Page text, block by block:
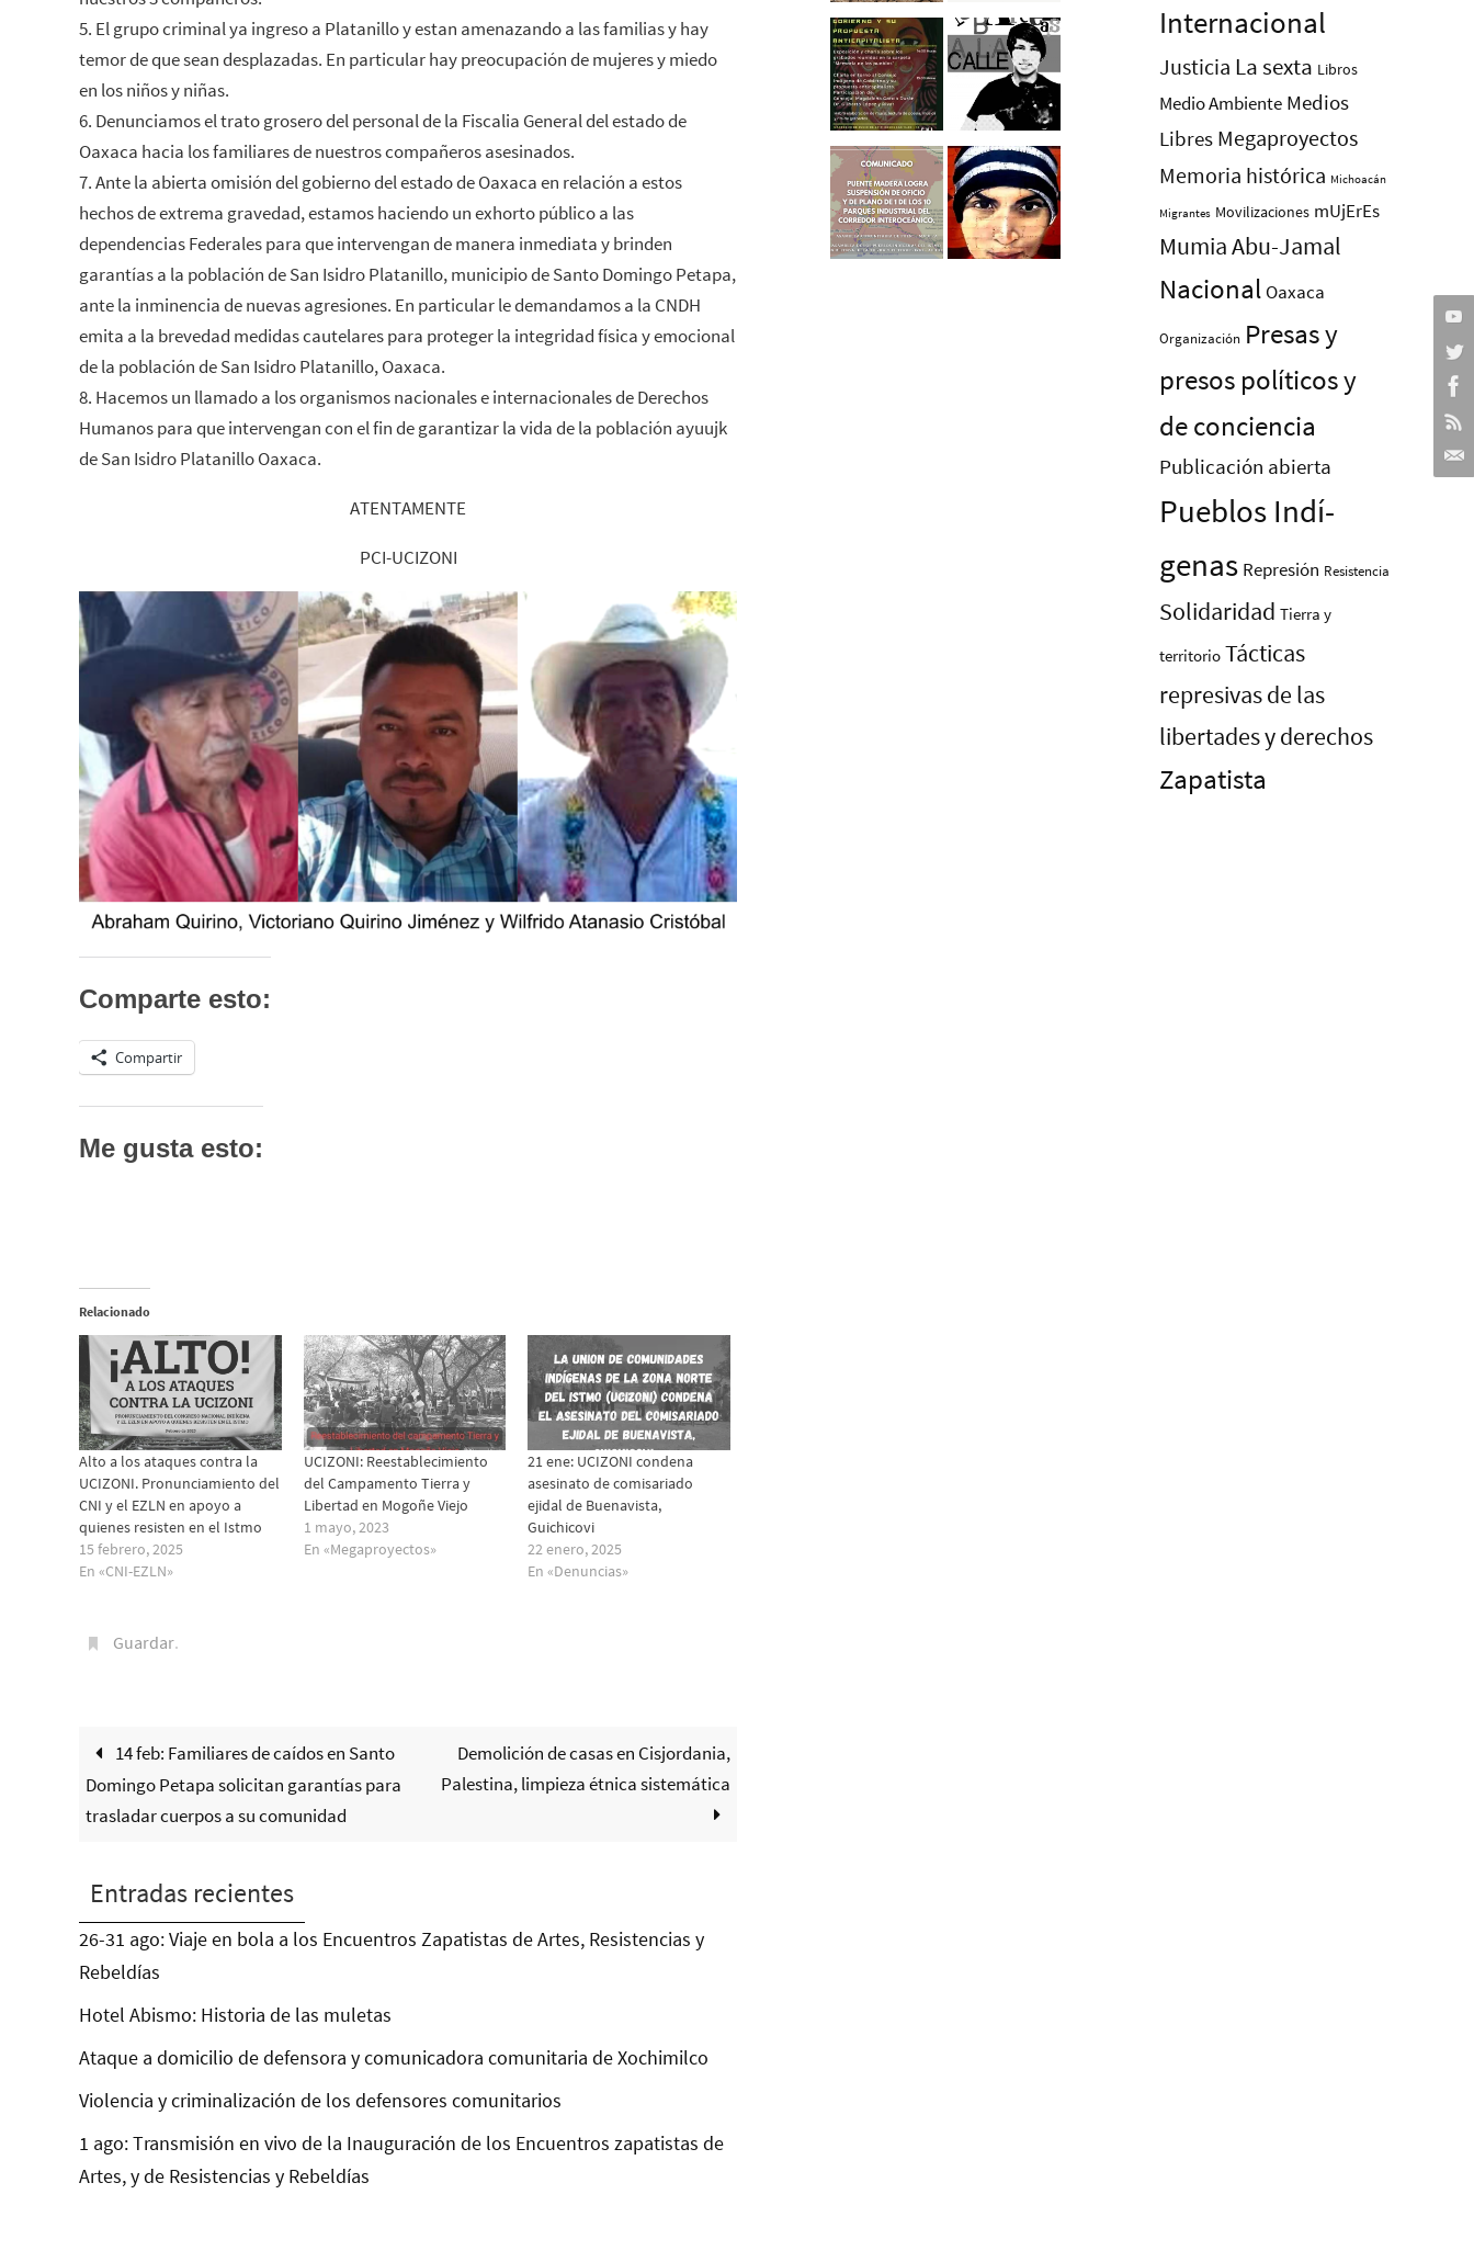
5. El grupo criminal ya ingreso a Platanillo y estan amenazando a las familias y hay
temor de que sean desplazadas. En particular hay preocupación de mujeres y miedo
en los niños y niñas.
6. Denunciamos el trato grosero del personal de la Fiscalia General del estado de
Oaxaca hacia los familiares de nuestros compañeros asesinados.
7. Ante la abierta omisión del gobierno del estado de Oaxaca en relación a estos
hechos de extrema gravedad, estamos haciendo un exhorto público a las
dependencias Federales para que intervengan de manera inmediata y brinden
garantías a la población de San Isidro Platanillo, municipio de Santo Domingo Petapa,
ante la inminencia de nuevas agresiones. En particular le demandamos a la CNDH
emita a la brevedad medidas cautelares para proteger la integridad física y emocional
de la población de San Isidro Platanillo, Oaxaca.
8. Hacemos un llamado a los organismos nacionales e internacionales de Derechos
Humanos para que intervengan con el fin de garantizar la vida de la población ayuujk
de San Isidro Platanillo Oaxaca.
ATENTAMENTE
PCI-UCIZONI
Comparte esto:
Compartir
Me gusta esto:
Relacionado
Alto a los ataques contra la
UCIZONI. Pronunciamiento del
CNI y el EZLN en apoyo a
quienes resisten en el Istmo
15 febrero, 2025
En «CNI-EZLN»
UCIZONI: Reestablecimiento
del Campamento Tierra y
Libertad en Mogoñe Viejo
1 mayo, 2023
En «Megaproyectos»
21 ene: UCIZONI condena
asesinato de comisariado
ejidal de Buenavista,
Guichicovi
22 enero, 2025
En «Denuncias»
Guardar.
14 feb: Familiares de caídos en Santo
Domingo Petapa solicitan garantías para
trasladar cuerpos a su comunidad
Demolición de casas en Cisjordania,
Palestina, limpieza étnica sistemática
Entradas recientes
26-31 ago: Viaje en bola a los Encuentros Zapatistas de Artes, Resistencias y
Rebeldías
Hotel Abismo: Historia de las muletas
Ataque a domicilio de defensora y comunicadora comunitaria de Xochimilco
Violencia y criminalización de los defensores comunitarios
1 ago: Transmisión en vivo de la Inauguración de los Encuentros zapatistas de
Artes, y de Resistencias y Rebeldías
Internacional
Justicia La sexta Libros
Medio Ambiente Medios
Libres Megaproyectos
Memoria histórica Michoacán
Migrantes Movilizaciones mUjErEs
Mumia Abu-Jamal
Nacional Oaxaca
Organización Presas y
presos polí­ticos y
de conciencia
Publicación abierta
Pueblos Indí­
genas Represión Resistencia
Solidaridad Tierra y
territorio Tácticas
represivas de las
libertades y derechos
Zapatista